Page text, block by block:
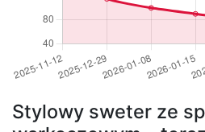
Stylowy sweter ze